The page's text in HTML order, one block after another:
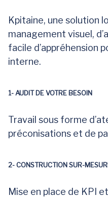
Kpitaine, une solution
management visuel,
facile d’appréhension
interne.
1- AUDIT DE VOTRE BESOIN
Travail sous forme
préconisations et de
2- CONSTRUCTION SUR-
Mise en place de KPI